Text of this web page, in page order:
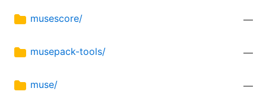
musescore/ —
musepack-tools/ —
muse/ —